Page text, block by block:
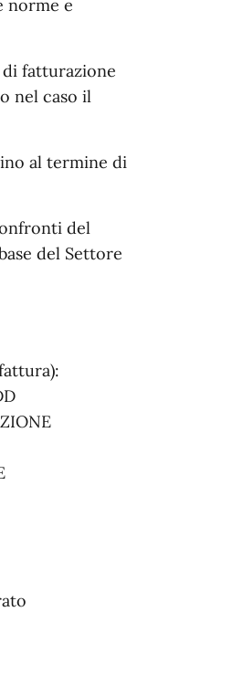
norme e
di fatturazione
nel caso il
al termine di
del
del Settore